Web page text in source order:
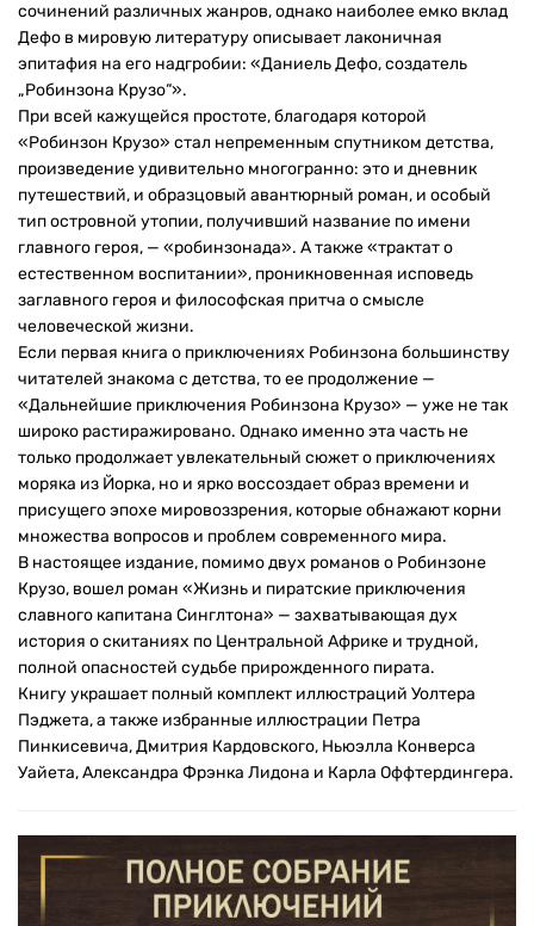
сочинений различных жанров, однако наиболее емко вклад
Дефо в мировую литературу описывает лаконичная
эпитафия на его надгробии: «Даниель Дефо, создатель
„Робинзона Крузо“».
При всей кажущейся простоте, благодаря которой
«Робинзон Крузо» стал непременным спутником детства,
произведение удивительно многогранно: это и дневник
путешествий, и образцовый авантюрный роман, и особый
тип островной утопии, получивший название по имени
главного героя, — «робинзонада». А также «трактат о
естественном воспитании», проникновенная исповедь
заглавного героя и философская притча о смысле
человеческой жизни.
Если первая книга о приключениях Робинзона большинству
читателей знакома с детства, то ее продолжение —
«Дальнейшие приключения Робинзона Крузо» — уже не так
широко растиражировано. Однако именно эта часть не
только продолжает увлекательный сюжет о приключениях
моряка из Йорка, но и ярко воссоздает образ времени и
присущего эпохе мировоззрения, которые обнажают корни
множества вопросов и проблем современного мира.
В настоящее издание, помимо двух романов о Робинзоне
Крузо, вошел роман «Жизнь и пиратские приключения
славного капитана Синглтона» — захватывающая дух
история о скитаниях по Центральной Африке и трудной,
полной опасностей судьбе прирожденного пирата.
Книгу украшает полный комплект иллюстраций Уолтера
Пэджета, а также избранные иллюстрации Петра
Пинкисевича, Дмитрия Кардовского, Ньюэлла Конверса
Уайета, Александра Фрэнка Лидона и Карла Оффтердингера.